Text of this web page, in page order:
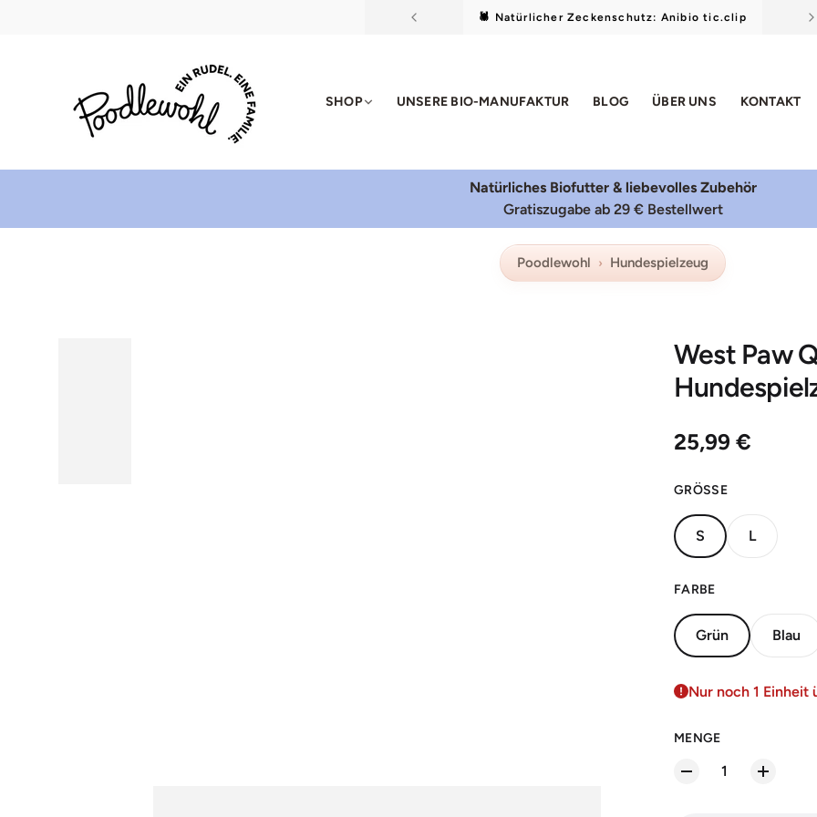
🕷️ Natürlicher Zeckenschutz: Anibio tic.clip
SHOP UNSERE BIO-MANUFAKTUR BLOG ÜBER UNS KONTAKT
Natürliches Biofutter & liebevolles Zubehör
Gratiszugabe ab 29 € Bestellwert
Poodlewohl Hundespielzeug
West Paw
Regulärer Preis
25,99 €
GRÖSSE
S L
FARBE
Grün Blau
Nur noch 1 Einheit
MENGE